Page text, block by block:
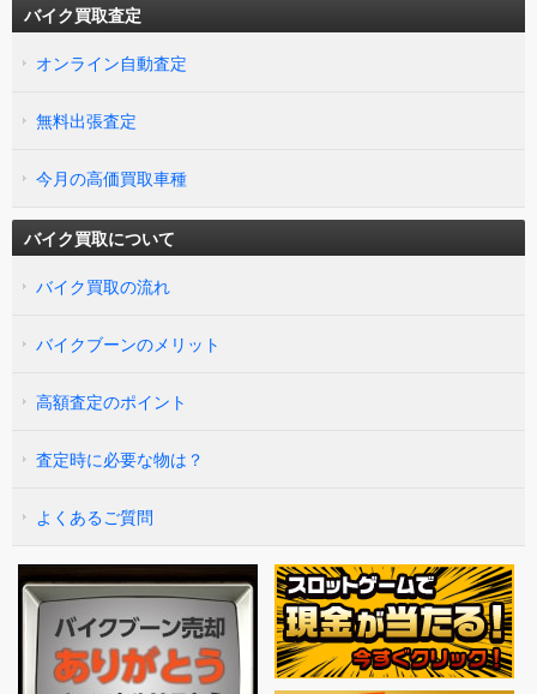
バイク買取査定
オンライン自動査定
無料出張査定
今月の高価買取車種
バイク買取について
バイク買取の流れ
バイクブーンのメリット
高額査定のポイント
査定時に必要な物は？
よくあるご質問